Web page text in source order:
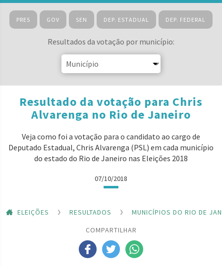
PRES GOV SEN DEP. ESTADUAL DEP. FEDERAL
Resultados da votação por município:
Resultado da votação para Chris
Alvarenga no Rio de Janeiro
Veja como foi a votação para o candidato ao cargo de
Deputado Estadual, Chris Alvarenga (PSL) em cada município
do estado do Rio de Janeiro nas Eleições 2018
07/10/2018
ELEIÇÕES RESULTADOS
MUNICÍPIOS DO RIO DE
COMPARTILHAR